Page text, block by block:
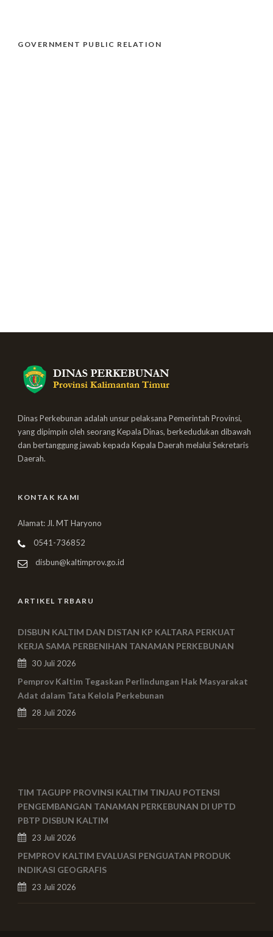
GOVERNMENT PUBLIC RELATION
Dinas Perkebunan adalah unsur pelaksana Pemerintah Provinsi,
yang dipimpin oleh seorang Kepala Dinas, berkedudukan dibawah
dan bertanggung jawab kepada Kepala Daerah melalui Sekretaris
Daerah.
KONTAK KAMI
Alamat: Jl. MT Haryono
0541-736852
disbun@kaltimprov.go.id
ARTIKEL TRBARU
DISBUN KALTIM DAN DISTAN KP KALTARA PERKUAT
KERJA SAMA PERBENIHAN TANAMAN PERKEBUNAN
30 Juli 2026
Pemprov Kaltim Tegaskan Perlindungan Hak Masyarakat
Adat dalam Tata Kelola Perkebunan
28 Juli 2026
TIM TAGUPP PROVINSI KALTIM TINJAU POTENSI
PENGEMBANGAN TANAMAN PERKEBUNAN DI UPTD
PBTP DISBUN KALTIM
23 Juli 2026
PEMPROV KALTIM EVALUASI PENGUATAN PRODUK
INDIKASI GEOGRAFIS
23 Juli 2026